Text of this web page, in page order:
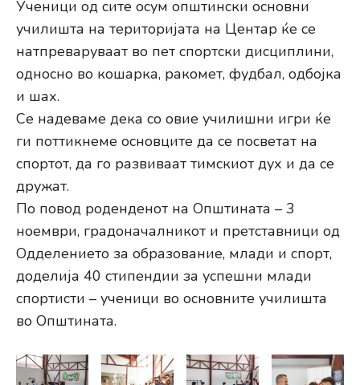
Ученици од сите осум општински основни
училишта на територијата на Центар ќе се
натпреваруваат во пет спортски дисциплини,
односно во кошарка, ракомет, фудбал, одбојка
и шах.
Се надеваме дека со овие училишни игри ќе
ги поттикнеме основците да се посветат на
спортот, да го развиваат тимскиот дух и да се
дружат.
По повод роденденот на Општината – 3
ноември, градоначалникот и претставници од
Одделението за образование, млади и спорт,
доделија 40 стипендии за успешни млади
спортисти – ученици во основните училишта
во Општината.